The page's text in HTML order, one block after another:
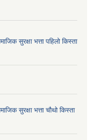
सुरक्षा भत्ता पहिलो किस्ता
सुरक्षा भत्ता चौथो किस्ता